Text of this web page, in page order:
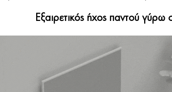
Εξαιρετικός ήχος παντού γύρω